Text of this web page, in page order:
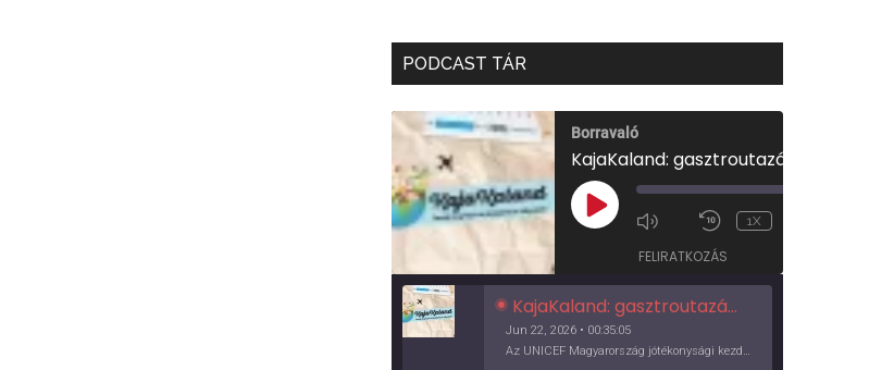
PODCAST TÁR
Borravaló
PLAY
EPISODE
1X
FELIRATKOZÁS
KajaKaland: gasztroutazás a föld körül
Jun 22, 2026 • 00:35:05
Az UNICEF Magyarország jótékonysági kezdeményezése izgalmas, egész éves világkörüli ízutazásra hív, igazi családi program és gasztroedukáció, illetve segítség a rászorulóknak is egyben.